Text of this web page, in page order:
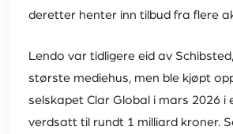
deretter henter inn tilbud fra flere
Lendo var tidligere eid av
største mediehus, men ble kjøpt
selskapet Clar Global i mars 2026 i
verdsatt til rundt 1 milliard kroner.